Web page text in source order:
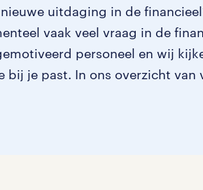
uitdaging in de
vaak veel vraag in de
personeel en wij
bij je past. In ons overzicht van